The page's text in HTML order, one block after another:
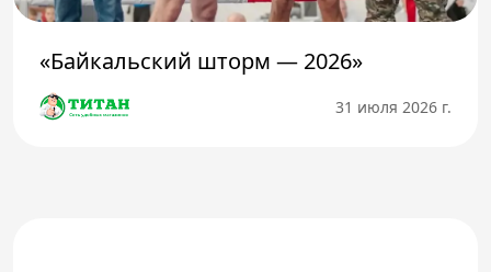
«Байкальский шторм — 2026»
31 июля 2026 г.